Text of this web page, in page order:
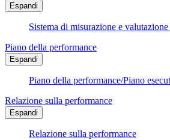
Espandi
Sistema di misurazione e
Piano della performance
Espandi
Piano della performance/Piano
Relazione sulla performance
Espandi
Relazione sulla performance